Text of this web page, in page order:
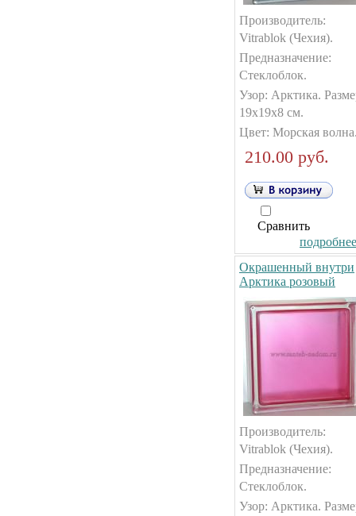
Производитель:
Vitrablok (Чехия).
Предназначение:
Стеклоблок.
Узор: Арктика.
19х19х8 см.
Цвет: Морская
210.00 руб.
Сравнить
Окрашенный внутри
Арктика розовый
Производитель:
Vitrablok (Чехия).
Предназначение:
Стеклоблок.
Узор: Арктика.